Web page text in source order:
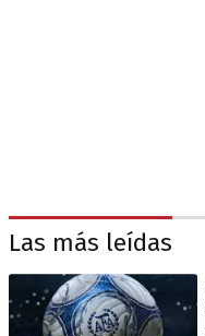
Las más leídas